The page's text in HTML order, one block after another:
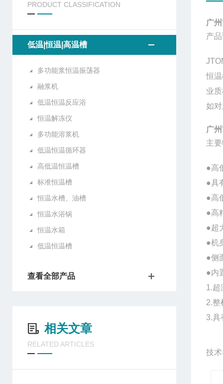
PRODUCT CLASSIFICATION
低温|恒温|高温槽
多功能浆恒温振荡器
融浆机
低温恒温反应浴
恒温解冻仪
多功能溶浆机
低温恒温循环器
高低温恒温槽
标准恒温槽
恒温水槽、油槽
恒温水浴锅
恒温水箱
低温恒温槽
查看全部产品
相关文章
RELATED ARTICLES
广
产
恒
业
如
广
主
●高
●具
●高
●高
●超
●机
●侧
●内
1.超
2.整
3.具
技